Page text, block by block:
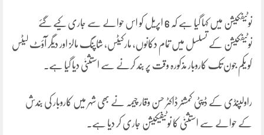
نوٹیفکیشن میں کہا گیا ہے کہ 6 اپریل کو اس حوالے سے جاری کیے گئے
نوٹیفکیشن کے تسلسل میں تمام دکانوں، مارکیٹس، شاپنگ مالز اور دیگر آؤٹ لیٹس
کو یکم جون تک کاروبار مذکورہ وقت پر بند کرنے سے استثنیٰ دیا گیا ہے۔
راولپنڈی کے ڈپٹی کمشنر ڈاکٹر حسن وقار چیمہ نے بھی شہر میں کاروبار کی بندش
کے حوالے سے استثنیٰ کا نوٹیفیکیشن جاری کر دیا ہے۔